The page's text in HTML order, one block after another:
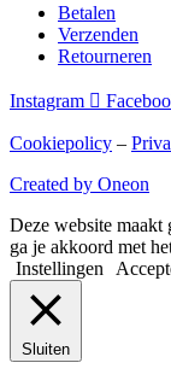
Betalen
Verzenden
Retourneren
Instagram
Cookiepolicy –
Created by Oneon
Deze website maakt
ga je akkoord met
Instellingen
Sluiten